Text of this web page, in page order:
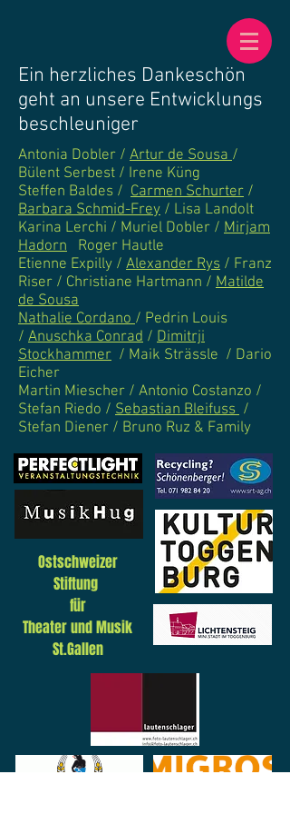
Ein herzliches Dankeschön
geht an unsere Entwicklungs
beschleuniger
Antonia Dobler / Artur de Sousa/
Bülent Serbest / Irene Küng
Steffen Baldes / Carmen Schurter /
Barbara Schmid-Frey / Lisa Landolt
Karina Lerchi / Muriel Dobler / Mirjam
Hadorn Roger Hautle
Etienne Expilly / Alexander Rys / Franz
Riser / Christiane Hartmann / Matilde
de Sousa
Nathalie Cordano/ Pedrin Louis
/ Anuschka Conrad / Dimitrji
Stockhammer / Maik Strässle / Dario
Eicher
Martin Miescher / Antonio Costanzo /
Stefan Riedo / Sebastian Bleifuss /
Stefan Diener / Bruno Ruz & Family
Ostschweizer
Stiftung
für
Theater und Musik
St.Gallen